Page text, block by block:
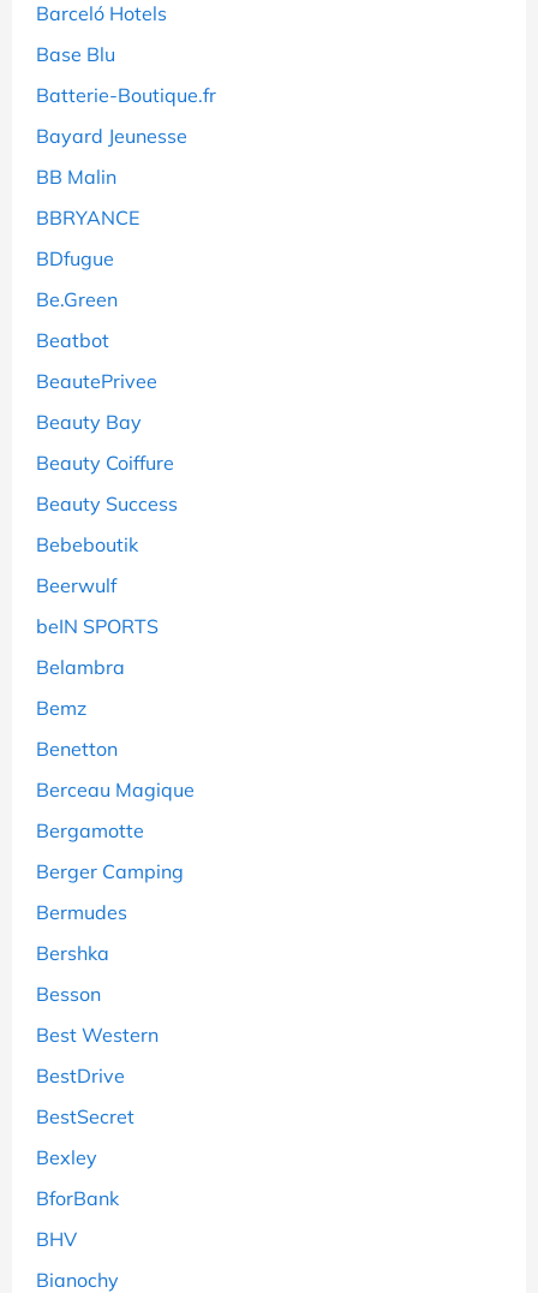
Barceló Hotels
Base Blu
Batterie-Boutique.fr
Bayard Jeunesse
BB Malin
BBRYANCE
BDfugue
Be.Green
Beatbot
BeautePrivee
Beauty Bay
Beauty Coiffure
Beauty Success
Bebeboutik
Beerwulf
beIN SPORTS
Belambra
Bemz
Benetton
Berceau Magique
Bergamotte
Berger Camping
Bermudes
Bershka
Besson
Best Western
BestDrive
BestSecret
Bexley
BforBank
BHV
Bianochy